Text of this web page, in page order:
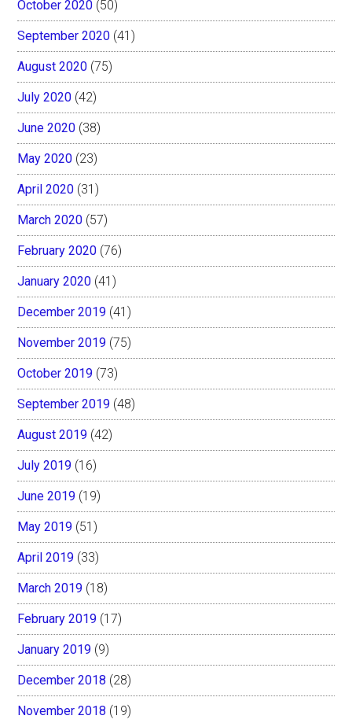
October 2020 (50)
September 2020 (41)
August 2020 (75)
July 2020 (42)
June 2020 (38)
May 2020 (23)
April 2020 (31)
March 2020 (57)
February 2020 (76)
January 2020 (41)
December 2019 (41)
November 2019 (75)
October 2019 (73)
September 2019 (48)
August 2019 (42)
July 2019 (16)
June 2019 (19)
May 2019 (51)
April 2019 (33)
March 2019 (18)
February 2019 (17)
January 2019 (9)
December 2018 (28)
November 2018 (19)